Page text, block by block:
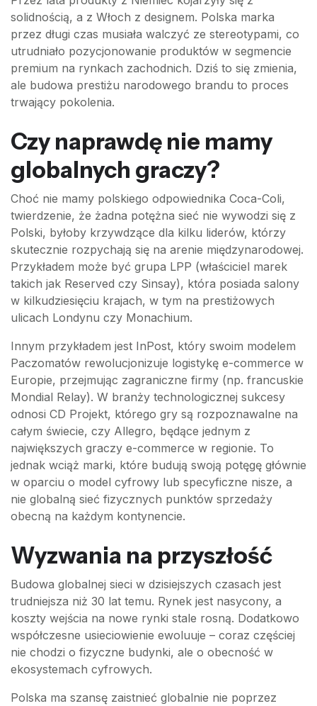
solidnością, a z Włoch z designem. Polska marka
przez długi czas musiała walczyć ze stereotypami, co
utrudniało pozycjonowanie produktów w segmencie
premium na rynkach zachodnich. Dziś to się zmienia,
ale budowa prestiżu narodowego brandu to proces
trwający pokolenia.
Czy naprawdę nie mamy
globalnych graczy?
Choć nie mamy polskiego odpowiednika Coca-Coli,
twierdzenie, że żadna potężna sieć nie wywodzi się z
Polski, byłoby krzywdzące dla kilku liderów, którzy
skutecznie rozpychają się na arenie międzynarodowej.
Przykładem może być grupa LPP (właściciel marek
takich jak Reserved czy Sinsay), która posiada salony
w kilkudziesięciu krajach, w tym na prestiżowych
ulicach Londynu czy Monachium.
Innym przykładem jest InPost, który swoim modelem
Paczomatów rewolucjonizuje logistykę e-commerce w
Europie, przejmując zagraniczne firmy (np. francuskie
Mondial Relay). W branży technologicznej sukcesy
odnosi CD Projekt, którego gry są rozpoznawalne na
całym świecie, czy Allegro, będące jednym z
największych graczy e-commerce w regionie. To
jednak wciąż marki, które budują swoją potęgę głównie
w oparciu o model cyfrowy lub specyficzne nisze, a
nie globalną sieć fizycznych punktów sprzedaży
obecną na każdym kontynencie.
Wyzwania na przyszłość
Budowa globalnej sieci w dzisiejszych czasach jest
trudniejsza niż 30 lat temu. Rynek jest nasycony, a
koszty wejścia na nowe rynki stale rosną. Dodatkowo
współczesne usieciowienie ewoluuje – coraz częściej
nie chodzi o fizyczne budynki, ale o obecność w
ekosystemach cyfrowych.
Polska ma szansę zaistnieć globalnie nie poprzez